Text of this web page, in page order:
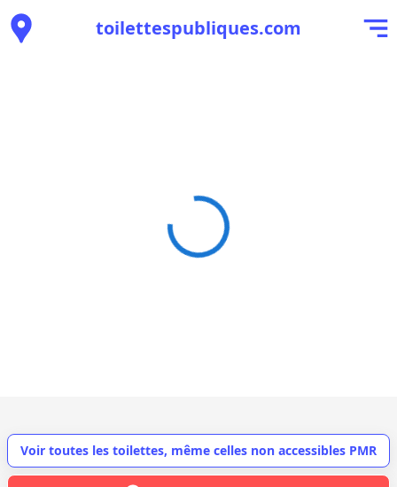
toilettespubliques.com
Voir toutes les toilettes, même celles non accessibles PMR